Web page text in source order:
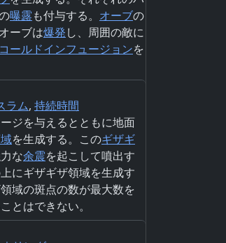
曝露も付与する。 オーブの
ーブは爆発し、周囲の敵に
コールドインフュージョンを
ラム, 持続時間
ジを与えるとともに地面
を生成する。このギザギ
な余震を起こして噴出す
にギザギザ領域を生成す
域の斑点の数が最大数を
とはできない。